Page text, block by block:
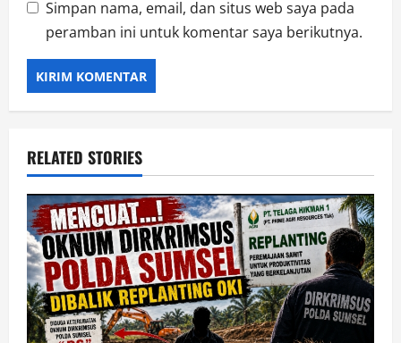
Simpan nama, email, dan situs web saya pada
peramban ini untuk komentar saya berikutnya.
RELATED STORIES